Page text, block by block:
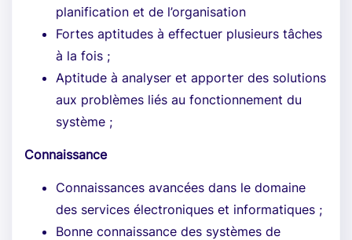
planification et de l’organisation
Fortes aptitudes à effectuer plusieurs tâches
à la fois ;
Aptitude à analyser et apporter des solutions
aux problèmes liés au fonctionnement du
système ;
Connaissance
Connaissances avancées dans le domaine
des services électroniques et informatiques ;
Bonne connaissance des systèmes de